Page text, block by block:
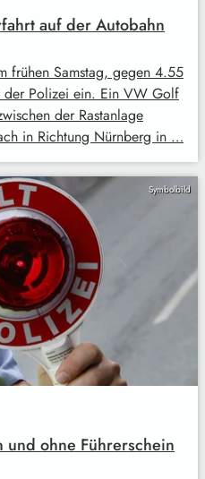
auf der Autobahn
frühen Samstag, gegen 4.55
der Polizei ein. Ein VW Golf
der Rastanlage
in Richtung Nürnberg in …
Symbolbild
ohne Führerschein